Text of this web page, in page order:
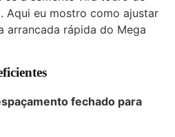
Aqui eu mostro como ajustar
arrancada rápida do Mega
fechado para